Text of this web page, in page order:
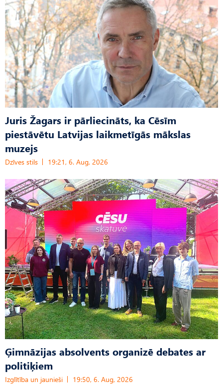
Juris Žagars ir pārliecināts, ka Cēsīm
piestāvētu Latvijas laikmetīgās mākslas
muzejs
Dzīves stils 19:21, 6. Aug, 2026
Ģimnāzijas absolvents organizē debates ar
politiķiem
Izglītība un jaunieši 19:50, 6. Aug, 2026